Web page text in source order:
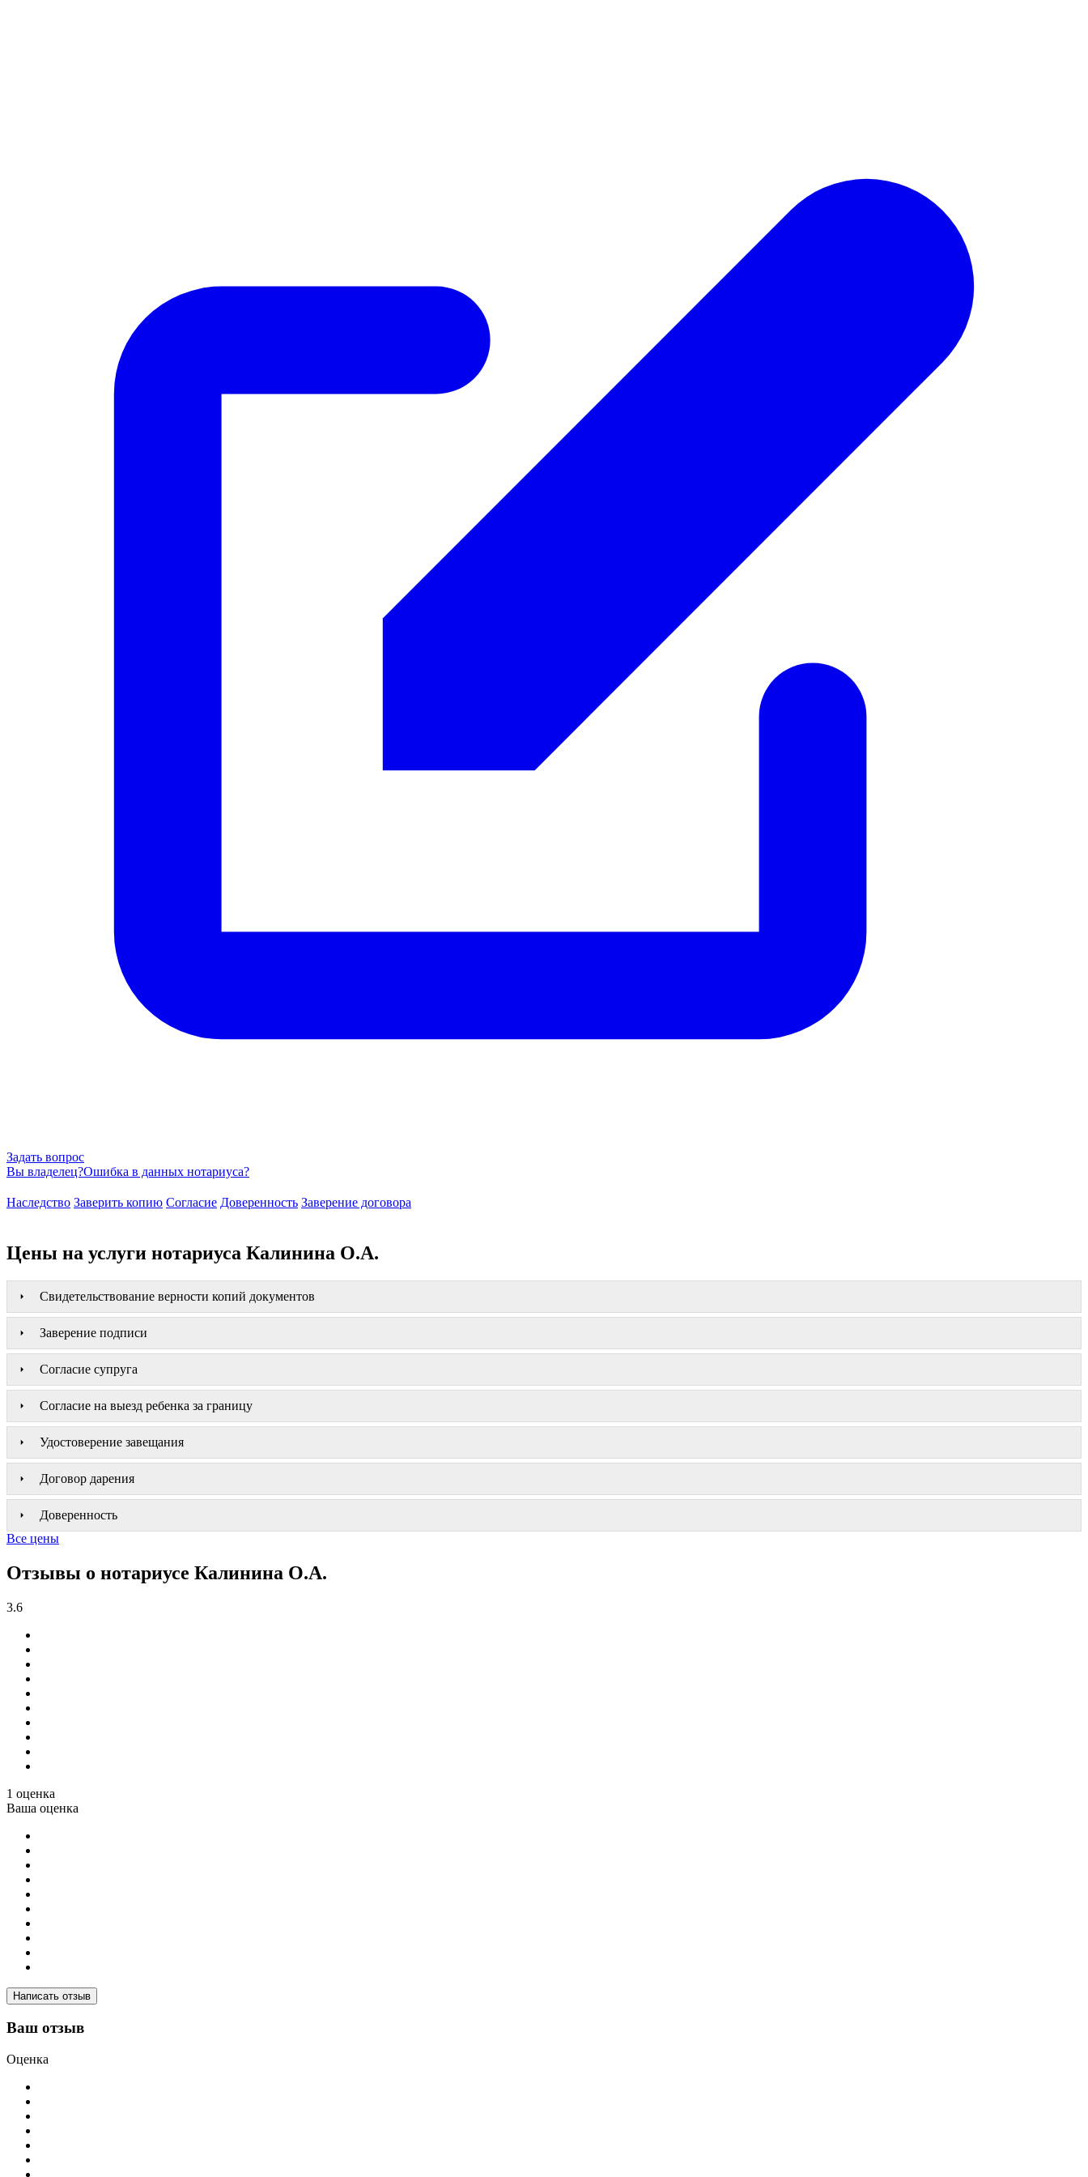
Задать вопрос
Вы владелец?Ошибка в данных нотариуса?
Наследство Заверить копию Согласие Доверенность Заверение договора
Цены на услуги нотариуса Калинина О.А.
Свидетельствование верности копий документов
Заверение подписи
Согласие супруга
Согласие на выезд ребенка за границу
Удостоверение завещания
Договор дарения
Доверенность
Все цены
Отзывы о нотариусе Калинина О.А.
3.6
1 оценка
Ваша оценка
Написать отзыв
Ваш отзыв
Оценка